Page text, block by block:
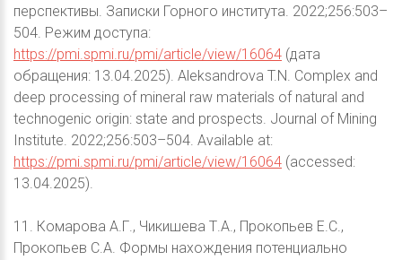
перспективы. Записки Горного института. 2022;256:503–
504. Режим доступа:
https://pmi.spmi.ru/pmi/article/view/16064 (дата
обращения: 13.04.2025). Aleksandrova T.N. Сomplex and
deep processing of mineral raw materials of natural and
technogenic origin: state and prospects. Journal of Mining
Institute. 2022;256:503–504. Available at:
https://pmi.spmi.ru/pmi/article/view/16064 (accessed:
13.04.2025).
11. Комарова А.Г., Чикишева Т.А., Прокопьев Е.С.,
Прокопьев С.А. Формы нахождения потенциально